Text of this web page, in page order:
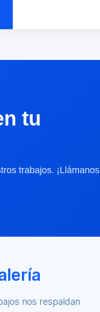
tu
trabajos. ¡Llámanos
nos respaldan